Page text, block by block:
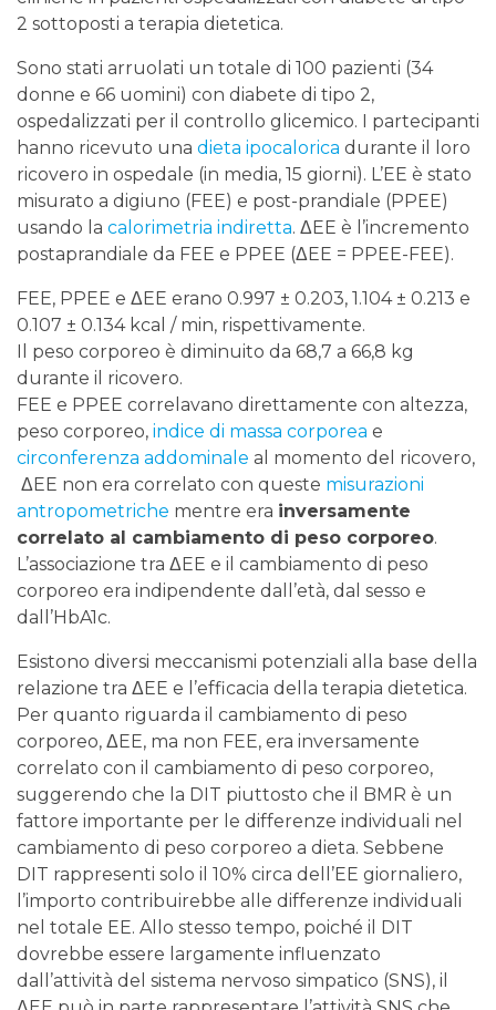
2 sottoposti a terapia dietetica.
Sono stati arruolati un totale di 100 pazienti (34
donne e 66 uomini) con diabete di tipo 2,
ospedalizzati per il controllo glicemico. I partecipanti
hanno ricevuto una dieta ipocalorica durante il loro
ricovero in ospedale (in media, 15 giorni). L’EE è stato
misurato a digiuno (FEE) e post-prandiale (PPEE)
usando la calorimetria indiretta. ΔEE è l’incremento
postaprandiale da FEE e PPEE (ΔEE = PPEE-FEE).
FEE, PPEE e ΔEE erano 0.997 ± 0.203, 1.104 ± 0.213 e
0.107 ± 0.134 kcal / min, rispettivamente.
Il peso corporeo è diminuito da 68,7 a 66,8 kg
durante il ricovero.
FEE e PPEE correlavano direttamente con altezza,
peso corporeo, indice di massa corporea e
circonferenza addominale al momento del ricovero,
ΔEE non era correlato con queste misurazioni
antropometriche mentre era inversamente
correlato al cambiamento di peso corporeo.
L’associazione tra ΔEE e il cambiamento di peso
corporeo era indipendente dall’età, dal sesso e
dall’HbA1c.
Esistono diversi meccanismi potenziali alla base della
relazione tra ΔEE e l’efficacia della terapia dietetica.
Per quanto riguarda il cambiamento di peso
corporeo, ΔEE, ma non FEE, era inversamente
correlato con il cambiamento di peso corporeo,
suggerendo che la DIT piuttosto che il BMR è un
fattore importante per le differenze individuali nel
cambiamento di peso corporeo a dieta. Sebbene
DIT rappresenti solo il 10% circa dell’EE giornaliero,
l’importo contribuirebbe alle differenze individuali
nel totale EE. Allo stesso tempo, poiché il DIT
dovrebbe essere largamente influenzato
dall’attività del sistema nervoso simpatico (SNS), il